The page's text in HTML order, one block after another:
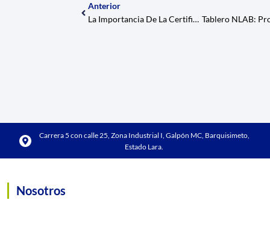
Anterior
La Importancia De La Certificación ISO 9001 En La Fabricación De Tableros Eléctricos Industriales
Carrera 5 con calle 25, Zona Industrial I, Galpón MC, Barquisimeto,
Estado Lara.
Nosotros